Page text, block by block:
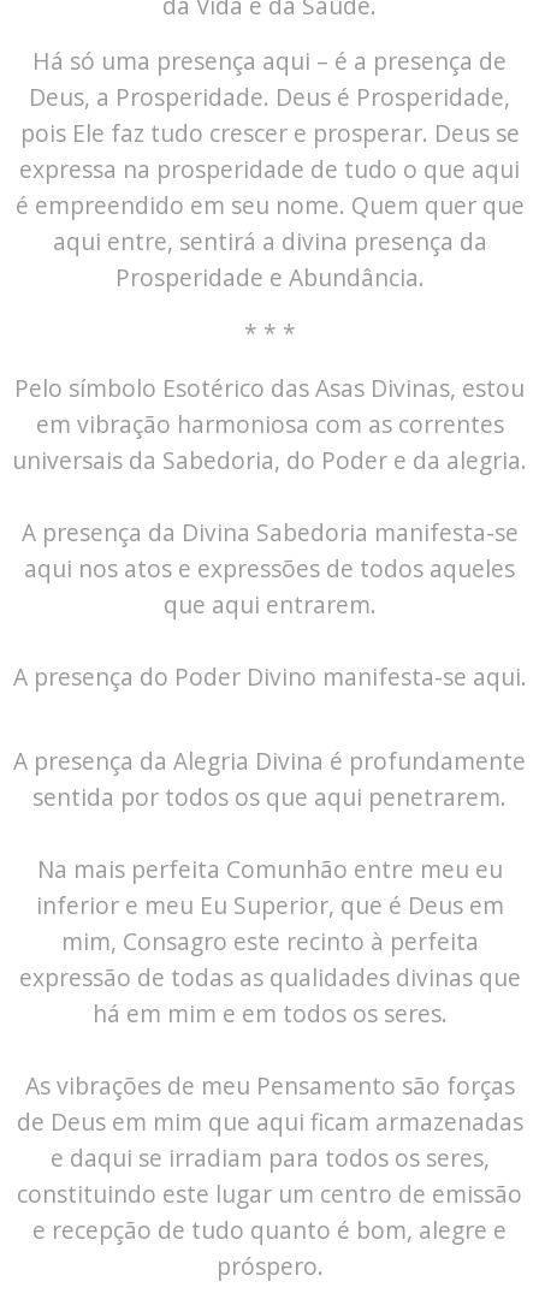
Há só uma presença aqui – é a presença de
Deus, a Prosperidade. Deus é Prosperidade,
pois Ele faz tudo crescer e prosperar. Deus se
expressa na prosperidade de tudo o que aqui
é empreendido em seu nome. Quem quer que
aqui entre, sentirá a divina presença da
Prosperidade e Abundância.
* * *
Pelo símbolo Esotérico das Asas Divinas, estou
em vibração harmoniosa com as correntes
universais da Sabedoria, do Poder e da alegria.
A presença da Divina Sabedoria manifesta-se
aqui nos atos e expressões de todos aqueles
que aqui entrarem.
A presença do Poder Divino manifesta-se aqui.
A presença da Alegria Divina é profundamente
sentida por todos os que aqui penetrarem.
Na mais perfeita Comunhão entre meu eu
inferior e meu Eu Superior, que é Deus em
mim, Consagro este recinto à perfeita
expressão de todas as qualidades divinas que
há em mim e em todos os seres.
As vibrações de meu Pensamento são forças
de Deus em mim que aqui ficam armazenadas
e daqui se irradiam para todos os seres,
constituindo este lugar um centro de emissão
e recepção de tudo quanto é bom, alegre e
próspero.